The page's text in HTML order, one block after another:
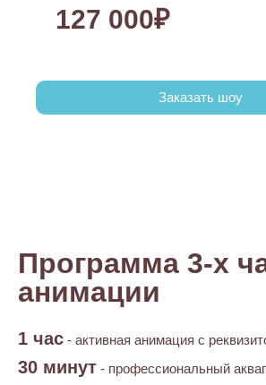
127 000₽
Заказать шоу
Программа 3-х
анимации
1 час - активная анимация с
30 минут - профессиональный